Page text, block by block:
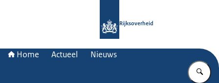
Rijksoverheid
Home Actueel Nieuws